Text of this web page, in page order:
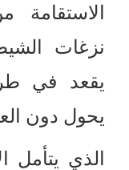
الاستقامة
نزغات
يقعد في
يحول دون
الذي يتأمل